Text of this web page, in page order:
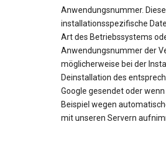
Anwendungsnummer.
installationsspezifische
Art des Betriebssystems
Anwendungsnummer der
möglicherweise bei der
Deinstallation des
Google gesendet oder
Beispiel wegen
mit unseren Servern